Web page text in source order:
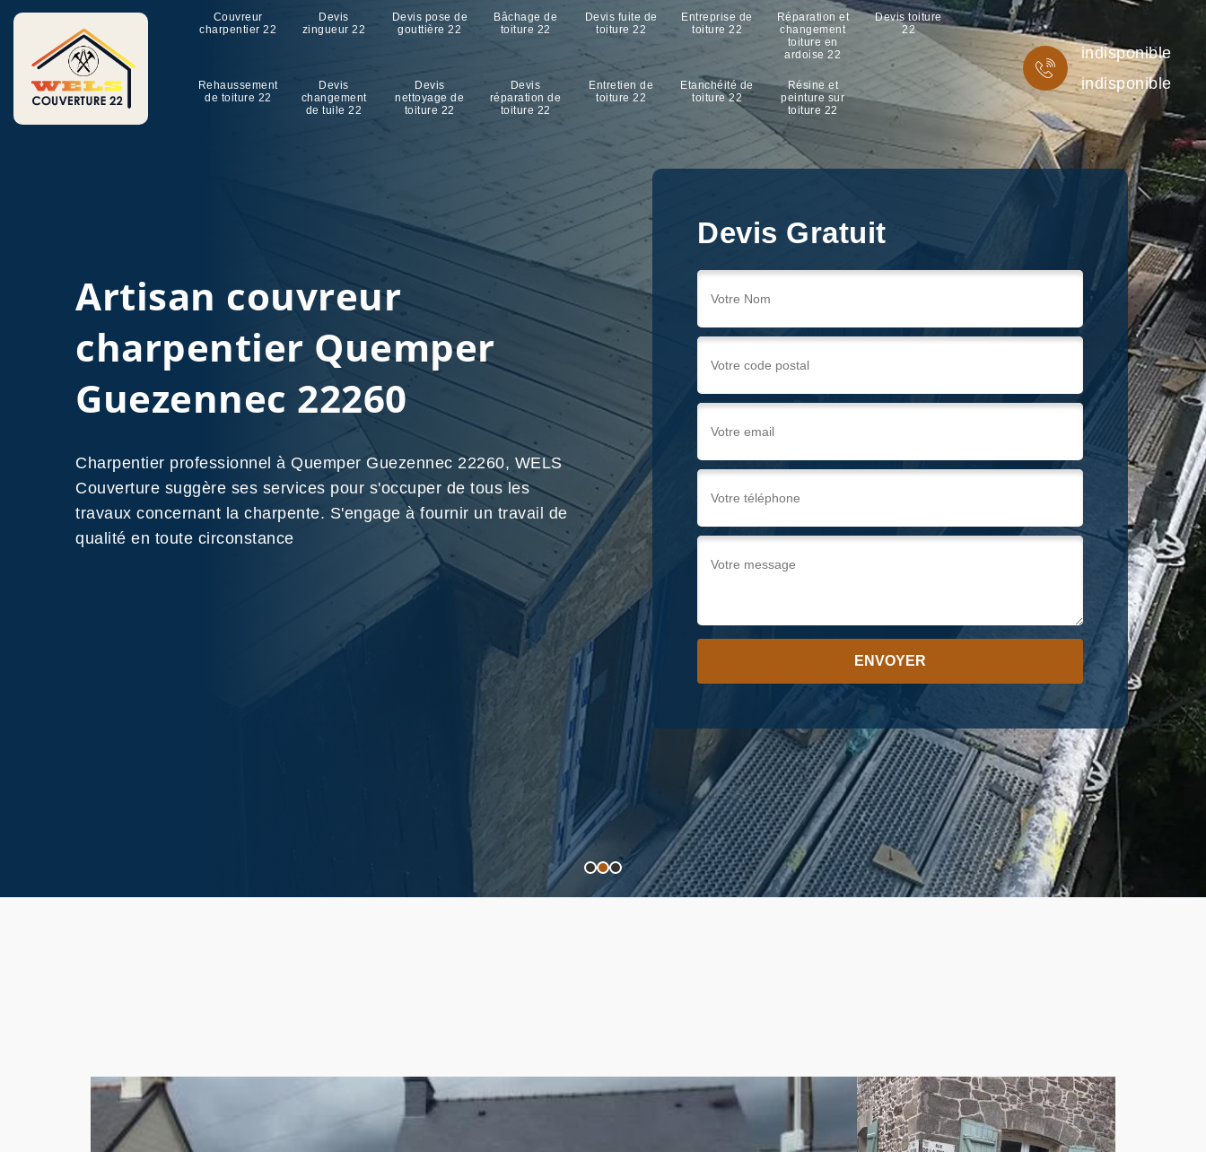
Couvreur
charpentier 22
Devis
zingueur 22
Devis pose de
gouttière 22
Bâchage de
toiture 22
Devis fuite de
toiture 22
Entreprise de
toiture 22
Réparation et
changement
toiture en
ardoise 22
Devis toiture
22
Rehaussement
de toiture 22
Devis
changement
de tuile 22
Devis
nettoyage de
toiture 22
Devis
réparation de
toiture 22
Entretien de
toiture 22
Etanchéité de
toiture 22
Résine et
peinture sur
toiture 22
indisponible
indisponible
Devis Gratuit
Artisan couvreur
charpentier Quemper
Guezennec 22260
Charpentier professionnel à Quemper Guezennec 22260, WELS
Couverture suggère ses services pour s'occuper de tous les
travaux concernant la charpente. S'engage à fournir un travail de
qualité en toute circonstance
Contactez-Nous !
Devis Gratuit
Devis Gratuit